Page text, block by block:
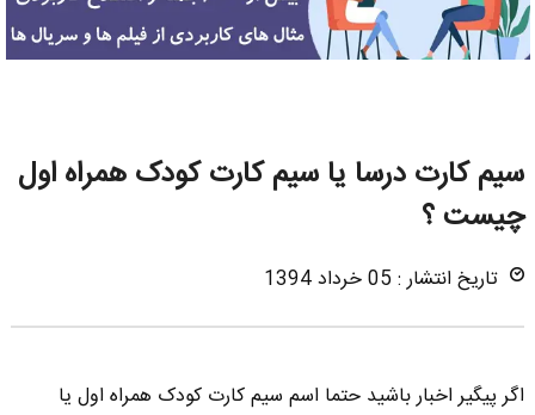
سیم کارت درسا یا سیم کارت کودک همراه اول
چیست ؟
تاریخ انتشار : 05 خرداد 1394
اگر پیگیر اخبار باشید حتما اسم سیم کارت کودک همراه اول یا